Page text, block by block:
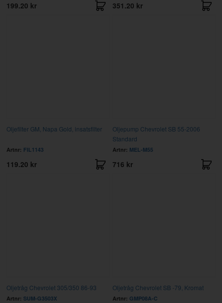
199.20 kr 351.20 kr
Oljefilter GM, Napa Gold, insatsfilter
Artnr: FIL1143
119.20 kr
Oljepump Chevrolet SB 55-2006
Standard
Artnr: MEL-M55
716 kr
Oljetråg Chevrolet 305/350 86-93
Artnr: SUM-G3503X
Oljetråg Chevrolet SB -79, Kromat
Artnr: GMP08A-C